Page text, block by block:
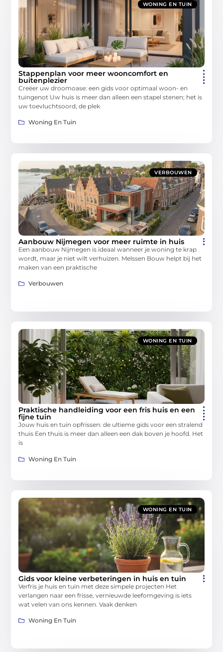
WONING EN TUIN
Stappenplan voor meer wooncomfort en
buitenplezier
Creëer uw droomoase: een gids voor optimaal woon- en
tuingenot Uw huis is meer dan alleen een stapel stenen; het is
uw toevluchtsoord, de plek
Woning En Tuin
VERBOUWEN
Aanbouw Nijmegen voor meer ruimte in huis
Een aanbouw Nijmegen is ideaal wanneer je woning te krap
wordt, maar je niet wilt verhuizen. Melssen Bouw helpt bij het
maken van een praktische
Verbouwen
WONING EN TUIN
Praktische handleiding voor een fris huis en een
fijne tuin
Jouw huis en tuin opfrissen: de ultieme gids voor een stralend
thuis Een thuis is meer dan alleen een dak boven je hoofd. Het
is
Woning En Tuin
WONING EN TUIN
Gids voor kleine verbeteringen in huis en tuin
Verfris je huis en tuin met deze simpele projecten Het
verlangen naar een frisse, vernieuwde leefomgeving is iets
wat velen van ons kennen. Vaak denken
Woning En Tuin